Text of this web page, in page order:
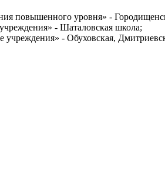
повышенного уровня» -
- Шаталовская школа;
- Обуховская,